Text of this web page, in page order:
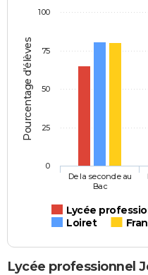
Pourcentage d'élèves
Lycée
Loiret
De la seconde au
Bac
0
25
50
75
100
Lycée professionnel